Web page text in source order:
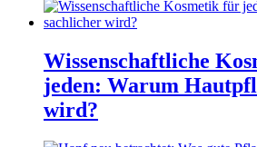
Wissenschaftliche
jeden: Warum
wird?